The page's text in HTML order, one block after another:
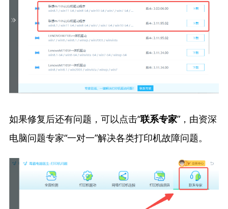
如果修复后还有问题，可以点击“联系专家”，由资深
电脑问题专家“一对一”解决各类打印机故障问题。